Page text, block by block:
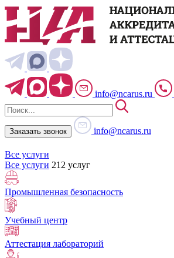
info@ncarus.ru
Заказать звонок info@ncarus.ru
Все услуги
Все услуги 212 услуг
Промышленная безопасность
Учебный центр
Аттестация лабораторий